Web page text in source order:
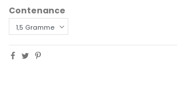
Contenance